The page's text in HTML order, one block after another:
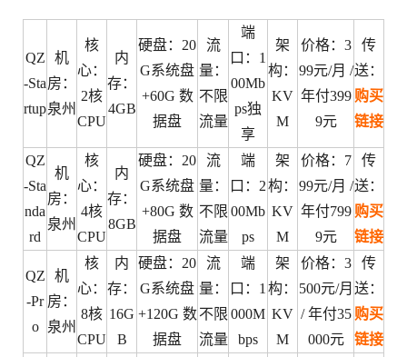
QZ
-Sta
rtup
机
房：
泉州
核
心：
2核
CPU
内
存：
4GB
硬盘：20
G系统盘
+60G 数
据盘
流
量：
不限
流量
端
口：1
00Mb
ps独
享
架
构：
KV
M
价格：3
99元/月 /
年付399
9元
传
送：
购买
链接
QZ
-Sta
nda
rd
机
房：
泉州
核
心：
4核
CPU
内
存：
8GB
硬盘：20
G系统盘
+80G 数
据盘
流
量：
不限
流量
端
口：2
00Mb
ps
架
构：
KV
M
价格：7
99元/月 /
年付799
9元
传
送：
购买
链接
QZ
-Pr
o
机
房：
泉州
核
心：
8核
CPU
内
存：
16G
B
硬盘：20
G系统盘
+120G 数
据盘
流
量：
不限
流量
端
口：1
000M
bps
架
构：
KV
M
价格：3
500元/月
/ 年付35
000元
传
送：
购买
链接